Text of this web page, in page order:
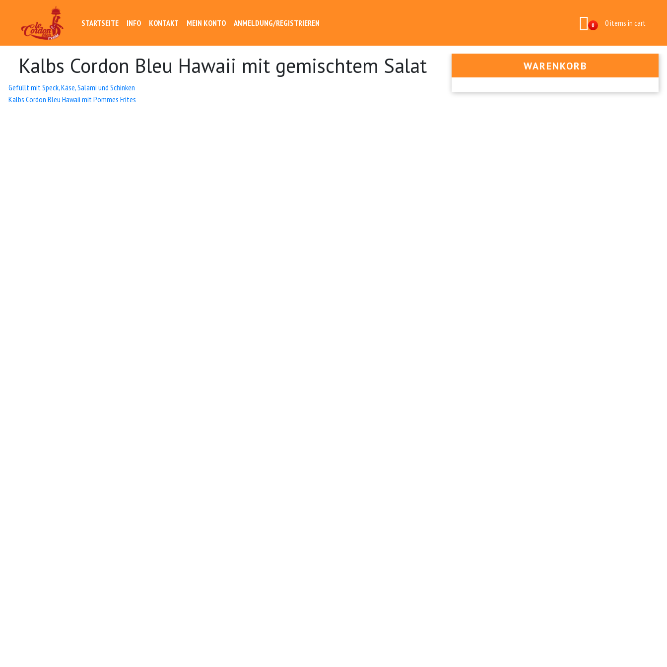
STARTSEITE INFO KONTAKT MEIN KONTO ANMELDUNG/REGISTRIEREN 0 0 items in cart
Kalbs Cordon Bleu Hawaii mit gemischtem Salat
Beitrags-
Navigation
Gefüllt mit Speck, Käse, Salami und Schinken
Kalbs Cordon Bleu Hawaii mit Pommes Frites
WARENKORB